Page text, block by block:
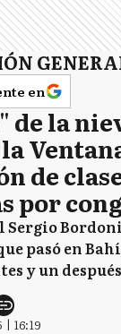
en
de la
de
por
Sergio
pasó en
y un
16:19